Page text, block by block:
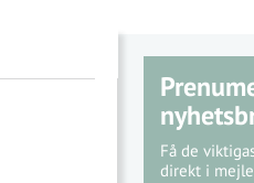
Få de
direkt i